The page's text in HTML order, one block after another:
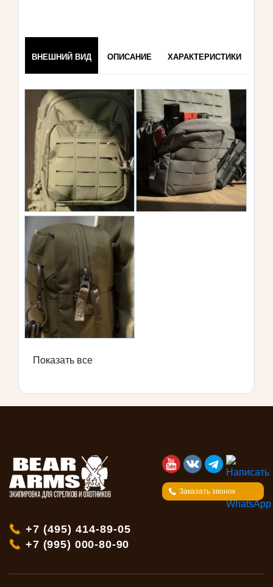
ВНЕШНИЙ ВИД ОПИСАНИЕ ХАРАКТЕРИСТИКИ
Показать все
Заказать звонок
+7 (495) 414-89-05
+7 (995) 000-80-90